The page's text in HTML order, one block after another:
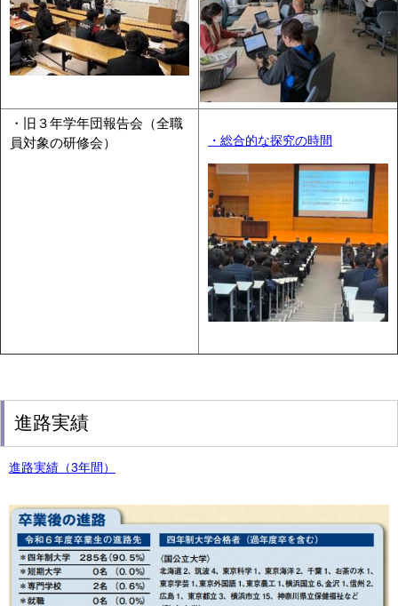
・旧３年学年団報告会（全職
員対象の研修会）
・総合的な探究の時間
進路実績
進路実績（3年間）